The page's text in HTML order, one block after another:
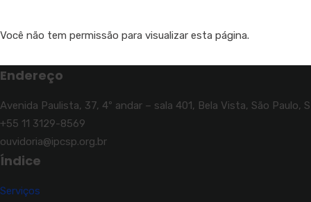
Você não tem permissão para visualizar esta página.
Endereço
Avenida Paulista, 37, 4º andar – sala 401, Bela Vista, São Paulo,
+55 11 3129-8569
ouvidoria@ipcsp.org.br
Índice
Serviços